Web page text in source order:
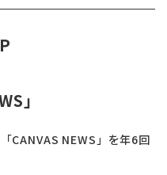
」
CANVAS NEWS」を年6回